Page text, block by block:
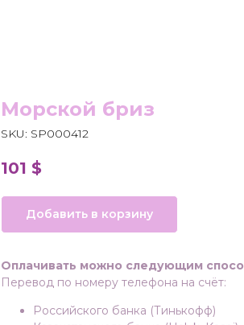
Морской бриз
SKU: SP000412
101 $
Добавить в корзину
Оплачивать можно следующим
Перевод по номеру телефона на счёт:
Российского банка (Тинькофф)